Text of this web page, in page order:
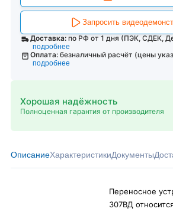
Запросить
Доставка: по РФ от 1 дня (ПЭК, СДЕК,
подробнее
Оплата: безналичный расчёт (цены
подробнее
Хорошая надёжность
Полноценная гарантия от производителя
ОписаниеХарактеристикиДокументы
Переносное
307ВД